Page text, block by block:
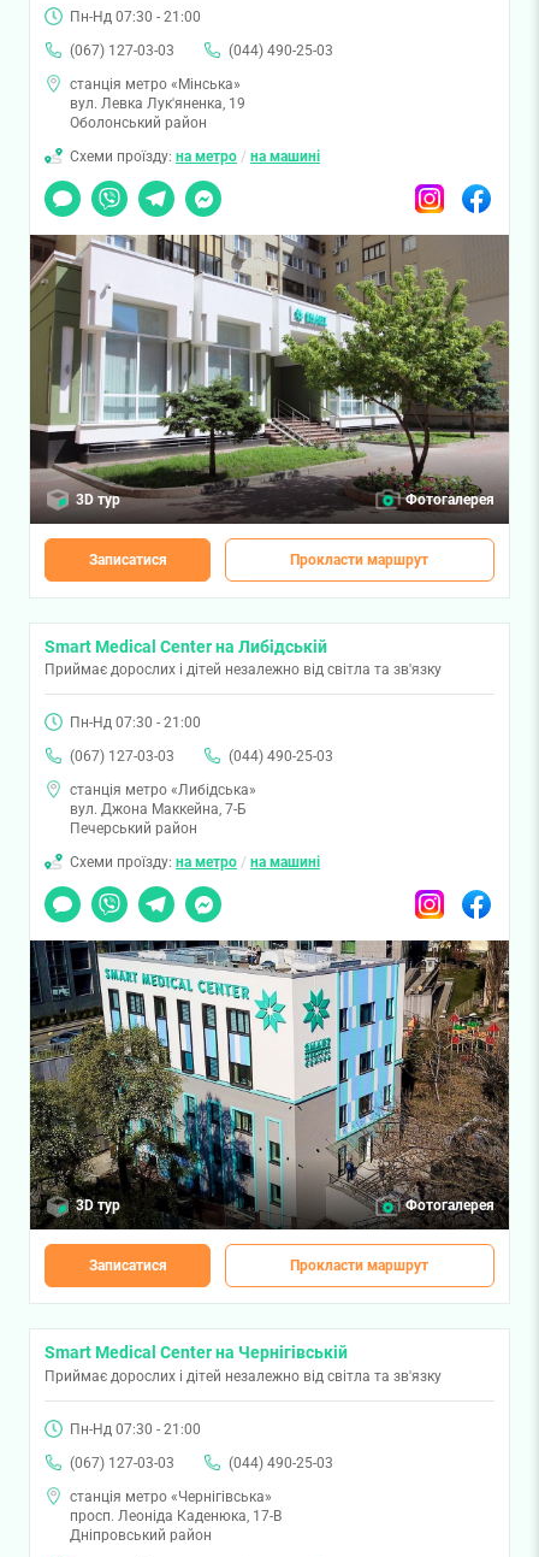
Пн-Нд 07:30 - 21:00
(067) 127-03-03
(044) 490-25-03
станція метро «Мінська»
вул. Левка Лук'яненка, 19
Оболонський район
Схеми проїзду: на метро / на машині
Чат
Viber TelegramMessenger InstagramFacebook
3D тур Фотогалерея
Записатися Прокласти маршрут
Smart Medical Center на Либідській
Приймає дорослих і дітей незалежно від світла та зв'язку
Пн-Нд 07:30 - 21:00
(067) 127-03-03
(044) 490-25-03
станція метро «Либідська»
вул. Джона Маккейна, 7-Б
Печерський район
Схеми проїзду: на метро / на машині
Чат
Viber TelegramMessenger InstagramFacebook
3D тур Фотогалерея
Записатися Прокласти маршрут
Smart Medical Center на Чернігівській
Приймає дорослих і дітей незалежно від світла та зв'язку
Пн-Нд 07:30 - 21:00
(067) 127-03-03
(044) 490-25-03
станція метро «Чернігівська»
просп. Леоніда Каденюка, 17-В
Дніпровський район